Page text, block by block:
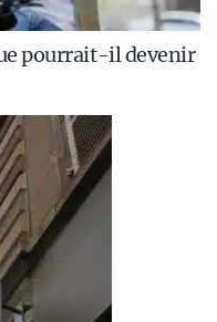
pourrait-il devenir